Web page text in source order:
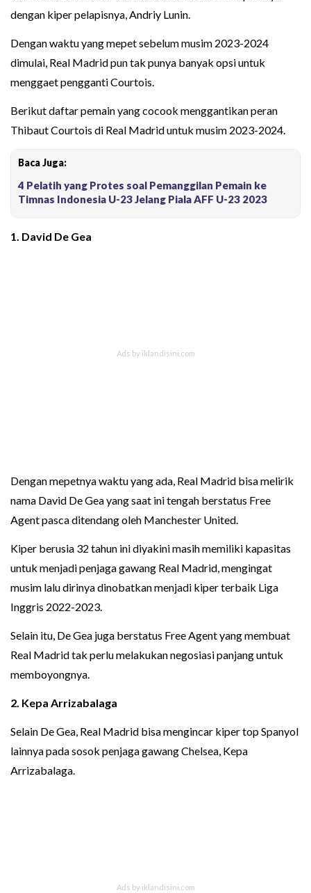
dengan kiper pelapisnya, Andriy Lunin.
Dengan waktu yang mepet sebelum musim 2023-2024
dimulai, Real Madrid pun tak punya banyak opsi untuk
menggaet pengganti Courtois.
Berikut daftar pemain yang cocook menggantikan peran
Thibaut Courtois di Real Madrid untuk musim 2023-2024.
Baca Juga:
4 Pelatih yang Protes soal Pemanggilan Pemain ke
Timnas Indonesia U-23 Jelang Piala AFF U-23 2023
1. David De Gea
Dengan mepetnya waktu yang ada, Real Madrid bisa melirik
nama David De Gea yang saat ini tengah berstatus Free
Agent pasca ditendang oleh Manchester United.
Kiper berusia 32 tahun ini diyakini masih memiliki kapasitas
untuk menjadi penjaga gawang Real Madrid, mengingat
musim lalu dirinya dinobatkan menjadi kiper terbaik Liga
Inggris 2022-2023.
Selain itu, De Gea juga berstatus Free Agent yang membuat
Real Madrid tak perlu melakukan negosiasi panjang untuk
memboyongnya.
2. Kepa Arrizabalaga
Selain De Gea, Real Madrid bisa mengincar kiper top Spanyol
lainnya pada sosok penjaga gawang Chelsea, Kepa
Arrizabalaga.